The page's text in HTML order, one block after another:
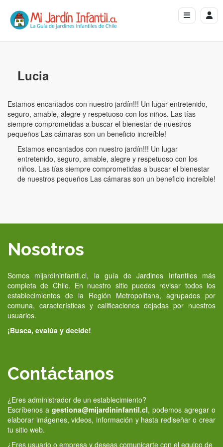
Lucia
Estamos encantados con nuestro jardín!!! Un lugar entretenido,
seguro, amable, alegre y respetuoso con los niños. Las tías
siempre comprometidas a buscar el bienestar de nuestros
pequeños Las cámaras son un beneficio increíble!
Estamos encantados con nuestro jardín!!! Un lugar
entretenido, seguro, amable, alegre y respetuoso con los
niños. Las tías siempre comprometidas a buscar el bienestar
de nuestros pequeños Las cámaras son un beneficio increíble!
Nosotros
Somos mijardininfantil.cl, la guía de Jardines Infantiles más
completa de Chile. En nuestro sitio puedes revisar todos los
establecimientos de la Región Metropolitana, agrupados por
comuna, características y calificaciones dejadas por nuestros
usuarios.
¡Busca, evalúa y decide!
Contáctanos
¿Eres administrador de un establecimiento?
Escríbenos a gestiona@mijardininfantil.cl, podemos agregar o
elaborar imágenes, videos, información y hasta rediseñar o crear
tu sitio web.
¿Eres usuario o empresa y deseas comunicarte con el equipo de